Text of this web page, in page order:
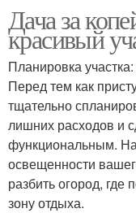
Дача за
красивый
Планировка
Перед тем как
тщательно
лишних расходов и
функциональным.
освещенности
разбить огород, где
зону отдыха.